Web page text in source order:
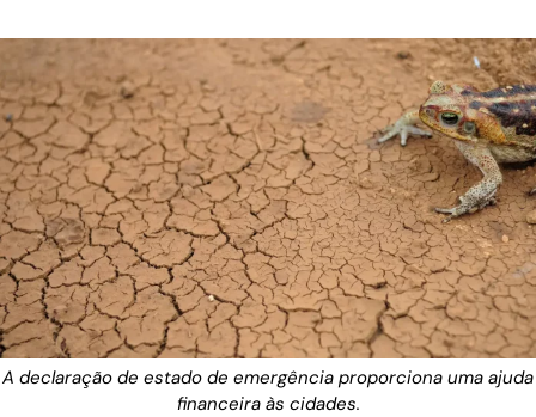
A declaração de estado de emergência proporciona uma ajuda
financeira às cidades.